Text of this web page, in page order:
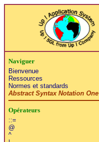
Naviguer
Bienvenue
Ressources
Normes et standards
Abstract Syntax Notation One
Opérateurs
::=
@
^